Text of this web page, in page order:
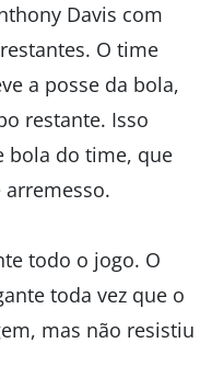
Davis com
O time
a posse da bola,
restante. Isso
bola do time, que
arremesso.
todo o jogo. O
toda vez que o
mas não resistiu